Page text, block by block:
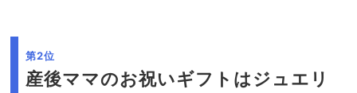
第2位
産後ママのお祝いギフトはジュエリ